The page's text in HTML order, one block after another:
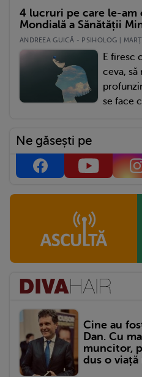
4 lucruri pe care le-am
Mondială a Sănătății
ANDREEA GUICĂ - PSIHOLOG |
E firesc
ceva, să
se face
Ne găsești pe
Cine au
Dan. Cu
muncitor,
dus o viață